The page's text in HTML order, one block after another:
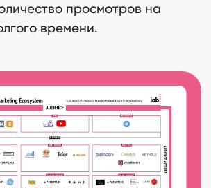
просмотров на
времени.